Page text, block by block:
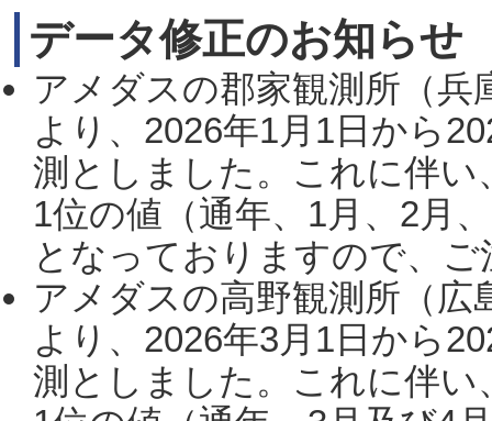
データ修正のお知らせ
アメダスの郡家観測所（
より、2026年1月1日から
測としました。これに伴い
1位の値（通年、1月、2月
となっておりますので、
アメダスの高野観測所（
より、2026年3月1日から
測としました。これに伴い